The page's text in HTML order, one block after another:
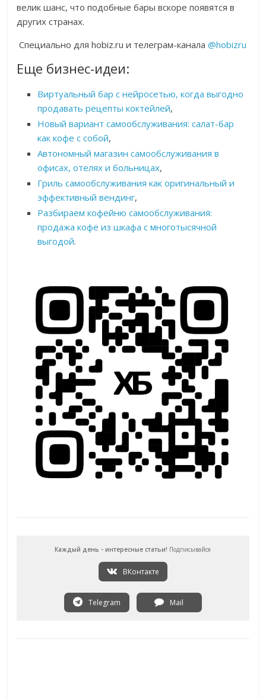
велик шанс, что подобные бары вскоре появятся в
других странах.
Специально для hobiz.ru и телеграм-канала@hobizru
Еще бизнес-идеи:
Виртуальный бар с нейросетью, когда выгодно
продавать рецепты коктейлей,
Новый вариант самообслуживания: салат-бар
как кофе с собой,
Автономный магазин самообслуживания в
офисах, отелях и больницах,
Гриль самообслуживания как оригинальный и
эффективный вендинг,
Разбираем кофейню самообслуживания:
продажа кофе из шкафа с многотысячной
выгодой.
Каждый день - интересные статьи! Подписывайся
ВКонтакте
Telegram Mail